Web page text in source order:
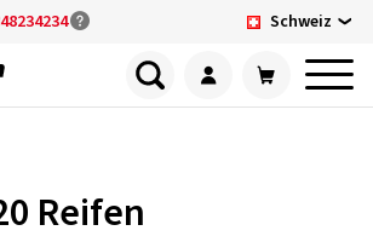
Schweiz
Reifen